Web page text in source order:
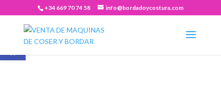
Abrir barra de herramientas
+34 669 70 74 58 info@bordadoycostura.com